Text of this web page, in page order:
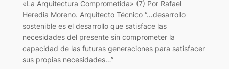
«La Arquitectura Comprometida» (7) Por Rafael
Heredia Moreno. Arquitecto Técnico “…desarrollo
sostenible es el desarrollo que satisface las
necesidades del presente sin comprometer la
capacidad de las futuras generaciones para satisfacer
sus propias necesidades…”